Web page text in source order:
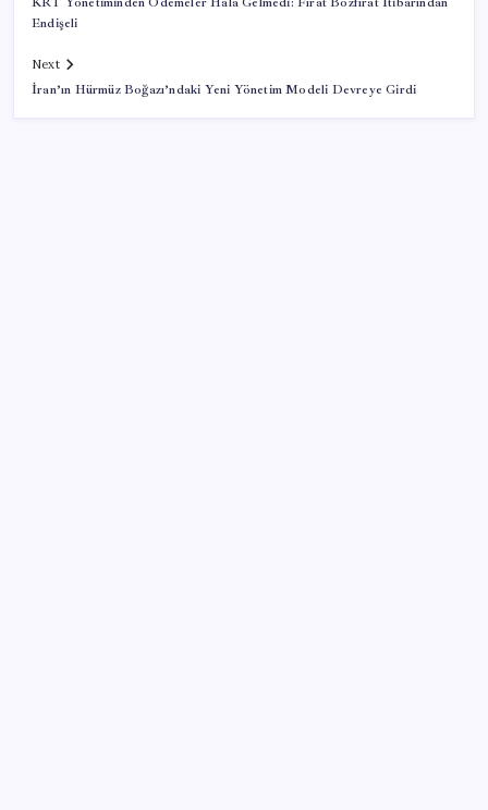
Endişeli
Next
İran’ın Hürmüz Boğazı’ndaki Yeni Yönetim Modeli Devreye Girdi